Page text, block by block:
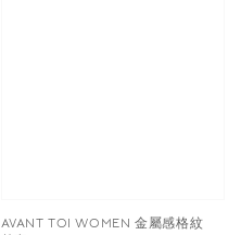
AVANT TOI WOMEN 金屬感格紋